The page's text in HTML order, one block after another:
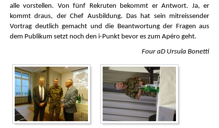
alle vorstellen. Von fünf Rekruten bekommt er Antwort. Ja, er
kommt draus, der Chef Ausbildung. Das hat sein mitreissender
Vortrag deutlich gemacht und die Beantwortung der Fragen aus
dem Publikum setzt noch den i-Punkt bevor es zum Apéro geht.
Four aD Ursula Bonetti